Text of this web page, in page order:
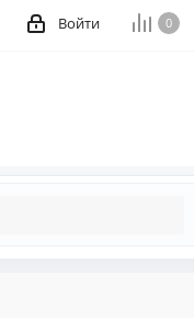
0
Войти